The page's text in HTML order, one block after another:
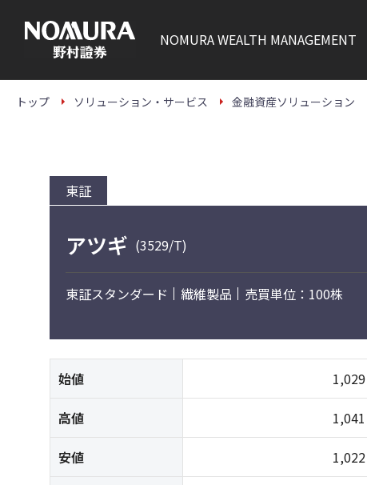
本
NOMURAWEALTH MANAGEMENT
トップ ソリューション・サービス 金融資産ソリューション
東証
アツギ (3529/T)
東証スタンダード 繊維製品 売買単位：100株
始値 1,029
高値 1,041
安値 1,022